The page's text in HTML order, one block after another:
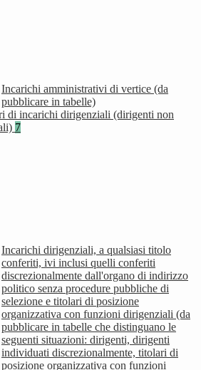
Incarichi amministrativi di vertice (da
pubblicare in tabelle)
di incarichi dirigenziali (dirigenti non
7
Incarichi dirigenziali, a qualsiasi titolo
conferiti, ivi inclusi quelli conferiti
discrezionalmente dall'organo di indirizzo
politico senza procedure pubbliche di
selezione e titolari di posizione
organizzativa con funzioni dirigenziali (da
pubblicare in tabelle che distinguano le
seguenti situazioni: dirigenti, dirigenti
individuati discrezionalmente, titolari di
posizione organizzativa con funzioni